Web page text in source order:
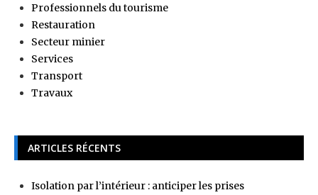
Professionnels du tourisme
Restauration
Secteur minier
Services
Transport
Travaux
ARTICLES RÉCENTS
Isolation par l’intérieur : anticiper les prises